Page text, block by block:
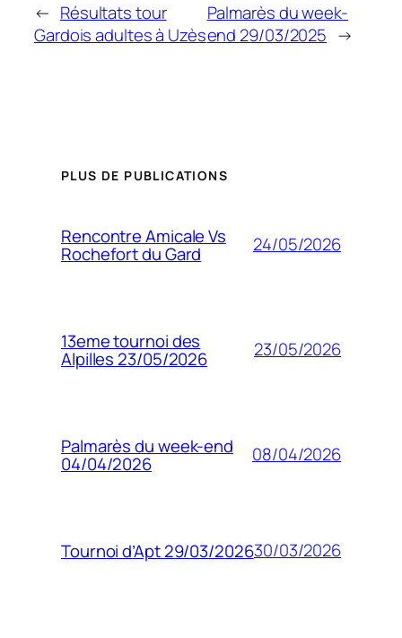
← Résultats tour
Gardois adultes à Uzès
Palmarès du week-
end 29/03/2025 →
PLUS DE PUBLICATIONS
Rencontre Amicale Vs
Rochefort du Gard 24/05/2026
13eme tournoi des
Alpilles 23/05/2026 23/05/2026
Palmarès du week-end
04/04/2026 08/04/2026
Tournoi d’Apt 29/03/202630/03/2026